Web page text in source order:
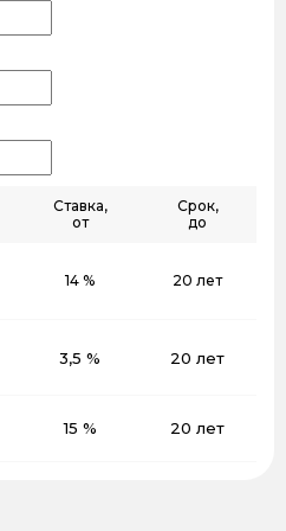
Ставка,
от
Срок,
до
14 % 20 лет
3,5 % 20 лет
15 % 20 лет